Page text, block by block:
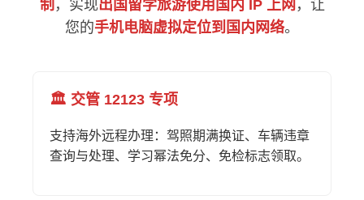
制 ，实现出国留学旅游使用国内 IP 上网 ，让
您的手机电脑虚拟定位到国内网络。
🏛️ 交管 12123 专项
支持海外远程办理：驾照期满换证、车辆违章
查询与处理、学习幂法免分、免检标志领取。